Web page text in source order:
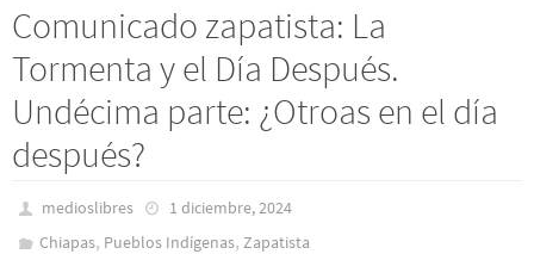
Comunicado zapatista: La
Tormenta y el Día Después.
Undécima parte: ¿Otroas en el día
después?
medioslibres
1 diciembre, 2024
Chiapas, Pueblos Indí­genas, Zapatista